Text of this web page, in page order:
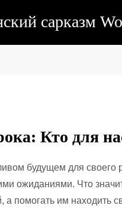
сарказм
Кто для
будущем для
ожиданиями. Что
а помогать им находить